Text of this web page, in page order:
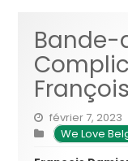
Bande-
février 7, 2023
We Love